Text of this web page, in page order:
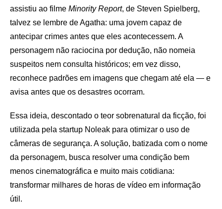
assistiu ao filme Minority Report, de Steven Spielberg,
talvez se lembre de Agatha: uma jovem capaz de
antecipar crimes antes que eles acontecessem. A
personagem não raciocina por dedução, não nomeia
suspeitos nem consulta históricos; em vez disso,
reconhece padrões em imagens que chegam até ela — e
avisa antes que os desastres ocorram.
Essa ideia, descontado o teor sobrenatural da ficção, foi
utilizada pela startup Noleak para otimizar o uso de
câmeras de segurança. A solução, batizada com o nome
da personagem, busca resolver uma condição bem
menos cinematográfica e muito mais cotidiana:
transformar milhares de horas de vídeo em informação
útil.